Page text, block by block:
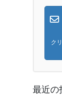
ク
最近の